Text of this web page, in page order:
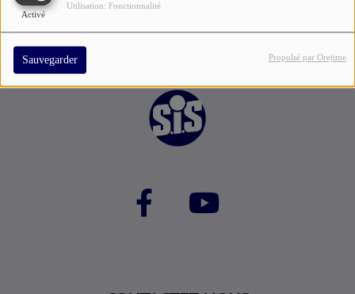
Activé
Utilisation: Fonctionnalité
Sauvegarder Propulsé par Orejime